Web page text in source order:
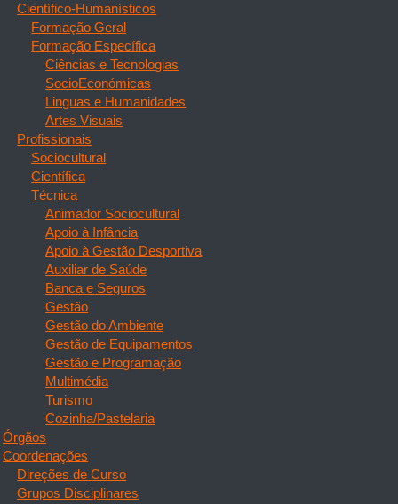
Científico-Humanísticos
Formação Geral
Formação Específica
Ciências e Tecnologias
SocioEconómicas
Linguas e Humanidades
Artes Visuais
Profissionais
Sociocultural
Científica
Técnica
Animador Sociocultural
Apoio à Infância
Apoio à Gestão Desportiva
Auxiliar de Saúde
Banca e Seguros
Gestão
Gestão do Ambiente
Gestão de Equipamentos
Gestão e Programação
Multimédia
Turismo
Cozinha/Pastelaria
Órgãos
Coordenações
Direções de Curso
Grupos Disciplinares